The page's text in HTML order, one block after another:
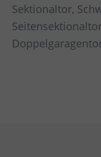
Sektionaltor,